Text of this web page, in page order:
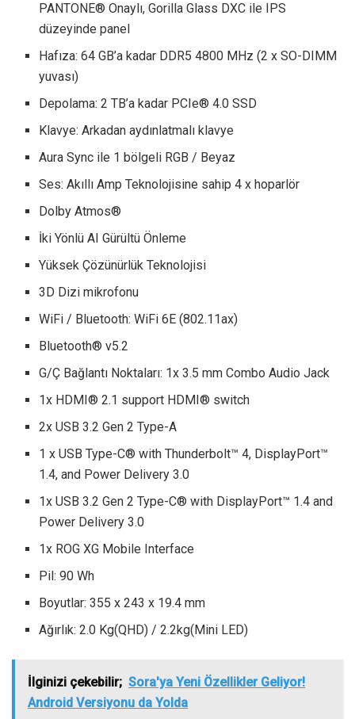
PANTONE® Onaylı, Gorilla Glass DXC ile IPS
düzeyinde panel
Hafıza: 64 GB’a kadar DDR5 4800 MHz (2 x SO-DIMM
yuvası)
Depolama: 2 TB’a kadar PCIe® 4.0 SSD
Klavye: Arkadan aydınlatmalı klavye
Aura Sync ile 1 bölgeli RGB / Beyaz
Ses: Akıllı Amp Teknolojisine sahip 4 x hoparlör
Dolby Atmos®
İki Yönlü AI Gürültü Önleme
Yüksek Çözünürlük Teknolojisi
3D Dizi mikrofonu
WiFi / Bluetooth: WiFi 6E (802.11ax)
Bluetooth® v5.2
G/Ç Bağlantı Noktaları: 1x 3.5 mm Combo Audio Jack
1x HDMI® 2.1 support HDMI® switch
2x USB 3.2 Gen 2 Type-A
1 x USB Type-C® with Thunderbolt™ 4, DisplayPort™
1.4, and Power Delivery 3.0
1x USB 3.2 Gen 2 Type-C® with DisplayPort™ 1.4 and
Power Delivery 3.0
1x ROG XG Mobile Interface
Pil: 90 Wh
Boyutlar: 355 x 243 x 19.4 mm
Ağırlık: 2.0 Kg(QHD) / 2.2kg(Mini LED)
İlginizi çekebilir; Sora'ya Yeni Özellikler Geliyor!
Android Versiyonu da Yolda